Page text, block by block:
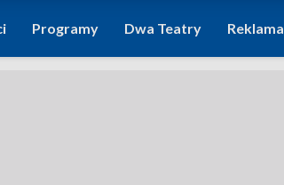
Programy Dwa Teatry Reklama